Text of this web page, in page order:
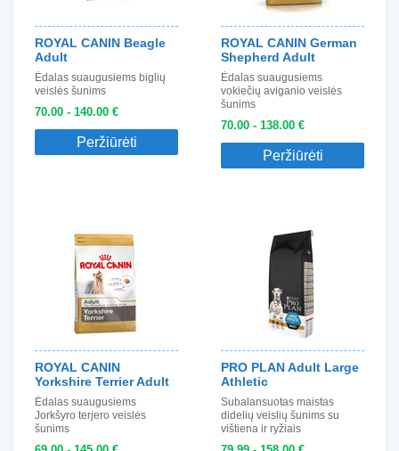
ROYAL CANIN Beagle
Adult
Ėdalas suaugusiems biglių
veislės šunims
70.00 - 140.00 €
Peržiūrėti
ROYAL CANIN German
Shepherd Adult
Ėdalas suaugusiems
vokiečių aviganio veislės
šunims
70.00 - 138.00 €
Peržiūrėti
ROYAL CANIN
Yorkshire Terrier Adult
Ėdalas suaugusiems
Jorkšyro terjero veislės
šunims
PRO PLAN Adult Large
Athletic
Subalansuotas maistas
didelių veislių šunims su
vištiena ir ryžiais